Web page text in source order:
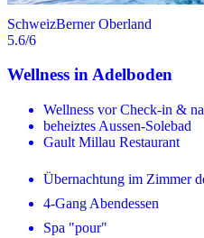
SchweizBerner Oberland
5.6/6
Wellness in Adelboden
Wellness vor Check-in &
beheiztes Aussen-Solebad
Gault Millau Restaurant
Übernachtung im Zimmer
4-Gang Abendessen
Spa "pour"